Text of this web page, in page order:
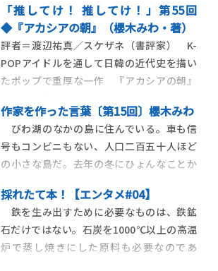
区画があり、車で一瞬通り過ぎるだけなの
に、いつもはっと目を惹かれた。橙の裸電
球に照らされ、生活の気配がたちのぼって
いる空間に、なぜだかなつかしい気持ち
と、強烈な魅力を
「推してけ！ 推してけ！」第55回
◆『アカシアの朝』（櫻木みわ・著）
評者＝渡辺祐真／スケザネ（書評家） K-
POPアイドルを通して日韓の近代史を描い
たポップで重厚な一作 『アカシアの朝』
夢中で読んだ作品だから嬉しく、光栄な話
だった。しかし困った。こんなにも強く推
したいのに、同時に重い責任を感じる。と
いうのも、物語の中のあるシーンが強烈に
印象に残って
作家を作った言葉〔第15回〕櫻木みわ
びわ湖のなかの島に住んでいる。車も信
号もコンビニもない、人口二百五十人ほど
の小さな島だ。去年の冬にひょんなことか
まま、島の文化や高齢者たちの話に惹かれ
て暮らしている。島から対岸には定期便で
運航している通船が出ていて、片道十分ほ
どで行き来ができる。いまは観光客も多い
採れたて本！【エンタメ#04】
鉄を生み出すために必要なものは、鉄鉱
石だけではない。石炭を1000℃以上の高温
炉で蒸し焼きにした原料も必要なのであ